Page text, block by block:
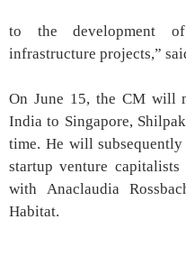
to the development
infrastructure projects,”
On June 15, the CM will
India to Singapore,
time. He will
startup venture
with Anaclaudia
Habitat.